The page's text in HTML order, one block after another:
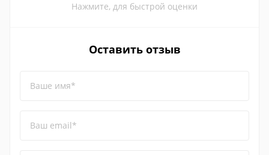
Нажмите, для быстрой оценки
Оставить отзыв
Ваше имя*
Ваш email*